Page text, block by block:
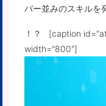
バー並みのスキルを
！？ [caption
width="800"]